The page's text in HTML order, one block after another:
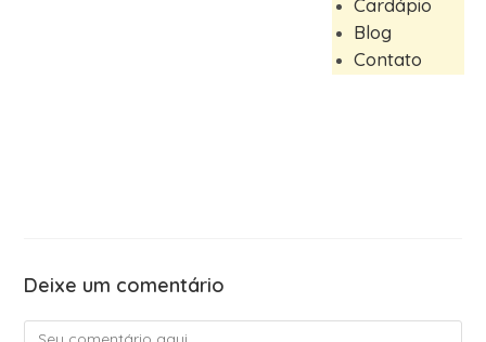
Cardápio
Blog
Contato
Deixe um comentário